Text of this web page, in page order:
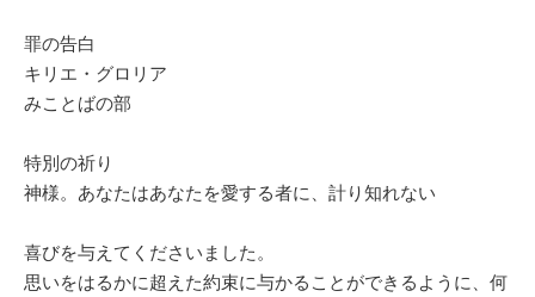
罪の告白
キリエ・グロリア
みことばの部
特別の祈り
神様。あなたはあなたを愛する者に、計り知れない
喜びを与えてくださいました。
思いをはるかに超えた約束に与かることができるように、何